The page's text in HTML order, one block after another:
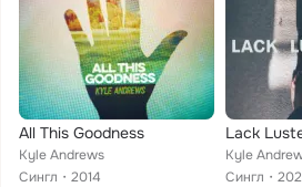
All This Goodness
Kyle Andrews
Сингл
2014
Lack
Kyle
Сингл